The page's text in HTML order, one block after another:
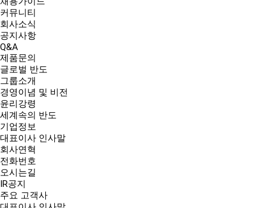
커뮤니티
회사소식
공지사항
Q&A
제품문의
글로벌 반도
그룹소개
경영이념 및 비전
윤리강령
세계속의 반도
기업정보
대표이사 인사말
회사연혁
전화번호
오시는길
IR공지
주요 고객사